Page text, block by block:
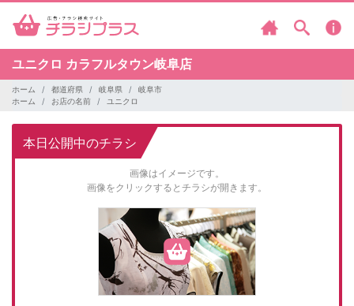
ユニクロ カラフルタウン岐阜店
ホーム 都道府県 岐阜県
岐阜市
ホーム
お店の名前 ユニクロ
本日公開中のチラシ
画像はイメージです。
画像をクリックするとチラシが開きます。